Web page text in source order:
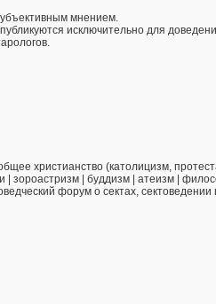
мнением.
исключительно для
христианство (католицизм,
| буддизм | атеизм |
форум о сектах,